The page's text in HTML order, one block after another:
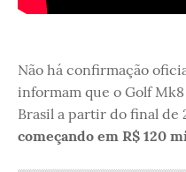
Não há confirmação
informam que o Golf
Brasil a partir do final de
começando em R$ 120